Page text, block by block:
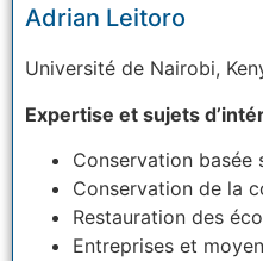
Adrian Leitoro
Université de Nairobi,
Expertise et sujets
Conservation basée
Conservation de la
Restauration des
Entreprises et